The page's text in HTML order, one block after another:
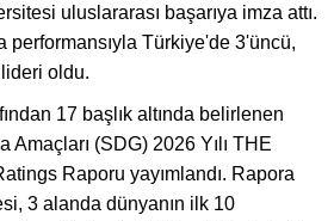
uluslararası başarıya imza attı.
performansıyla Türkiye'de 3'üncü,
oldu.
17 başlık altında belirlenen
Amaçları (SDG) 2026 Yılı THE
Raporu yayımlandı. Rapora
3 alanda dünyanın ilk 10